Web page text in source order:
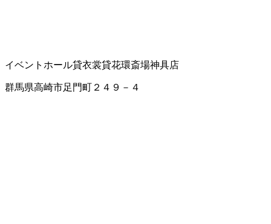
イベントホール貸衣裳貸花環斎場神具店
群馬県高崎市足門町２４９－４